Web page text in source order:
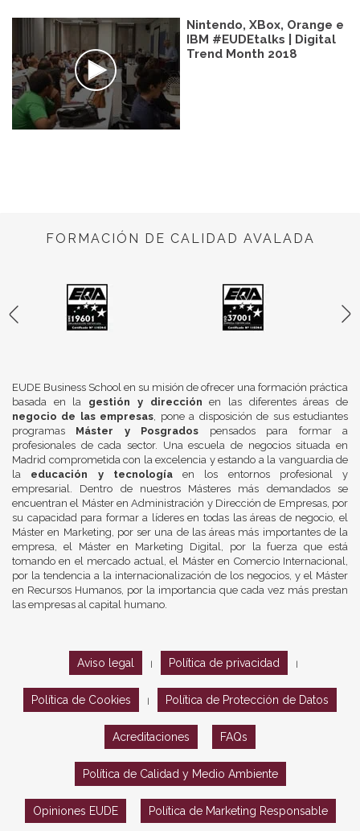
Nintendo, XBox, Orange e
IBM #EUDEtalks | Digital
Trend Month 2018
FORMACIÓN DE CALIDAD AVALADA
EUDE Business School en su misión de ofrecer una formación práctica
basada en la gestión y dirección en las diferentes áreas de
negocio de las empresas, pone a disposición de sus estudiantes
programas Máster y Posgrados pensados para formar a
profesionales de cada sector. Una escuela de negocios situada en
Madrid comprometida con la excelencia y estando a la vanguardia de
la educación y tecnologíaen los entornos profesional y
empresarial. Dentro de nuestros Másteres más demandados se
encuentran el Máster en Administración y Dirección de Empresas, por
su capacidad para formar a líderes en todas las áreas de negocio, el
Máster en Marketing, por ser una de las áreas más importantes de la
empresa, el Máster en Marketing Digital, por la fuerza que está
tomando en el mercado actual, el Máster en Comercio Internacional,
por la tendencia a la internacionalización de los negocios, y el Máster
en Recursos Humanos, por la importancia que cada vez más prestan
las empresas al capital humano.
Aviso legal Política de privacidad
Política de Cookies Política de Protección de Datos
Acreditaciones FAQs
Política de Calidad y Medio Ambiente
Opiniones EUDE Política de Marketing Responsable